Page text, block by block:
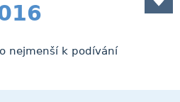
nejmenší k podívání